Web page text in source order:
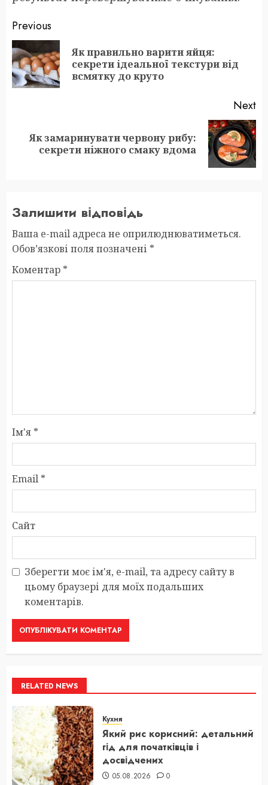
Post
navigation
Previous
Як правильно варити яйця:
секрети ідеальної текстури від
всмятку до круто
Next
NextЯк замаринувати червону рибу:
секрети ніжного смаку вдома
Залишити відповідь
Ваша e-mail адреса не оприлюднюватиметься.
Обов’язкові поля позначені *
Коментар *
Ім'я *
Email *
Сайт
Зберегти моє ім'я, e-mail, та адресу сайту в
цьому браузері для моїх подальших
коментарів.
RELATED NEWS
Кухня
Який рис корисний: детальний
гід для початківців і
досвідчених
05.08.2026 0